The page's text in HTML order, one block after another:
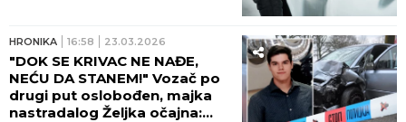
HRONIKA 16:58 23.03.2026
"DOK SE KRIVAC NE NAĐE,
NEĆU DA STANEM!" Vozač po
drugi put oslobođen, majka
nastradalog Željka očajna: